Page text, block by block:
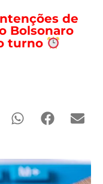
de
Bolsonaro
turno